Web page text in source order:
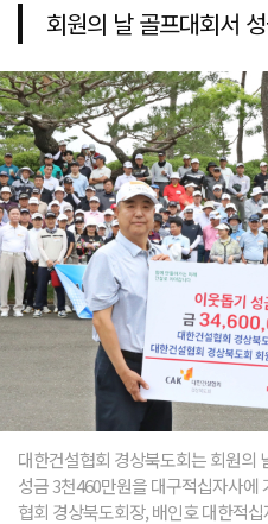
회원의 날 골프대회서
대한건설협회 경상북도회는 회원의
성금 3천460만원을 대구적십자사
협회 경상북도회장, 배인호 대한적